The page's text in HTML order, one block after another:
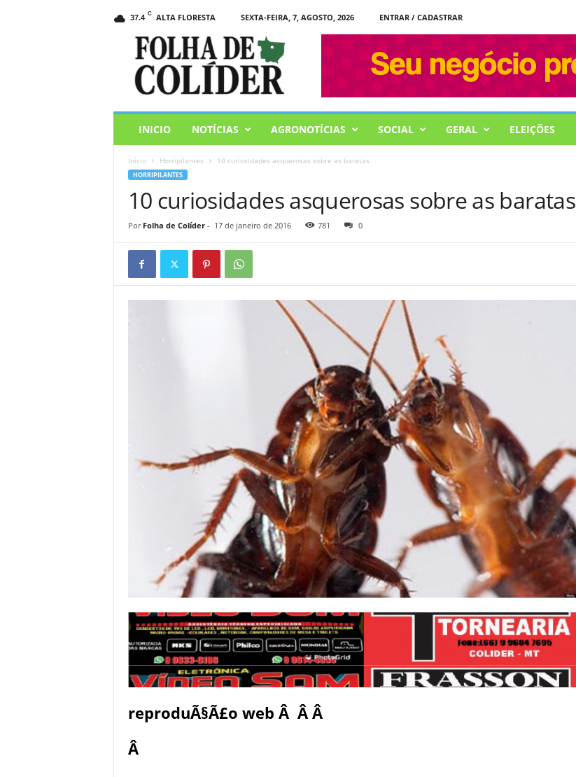
37.4 C ALTA FLORESTA SEXTA-FEIRA, 7, AGOSTO, 2026
ENTRAR / CADASTRAR
INICIO NOTÍCIAS AGRONOTÍCIAS SOCIAL GERAL ELEIÇÕES
Início Horripilantes 10 curiosidades asquerosas sobre as baratas
HORRIPILANTES
10 curiosidades asquerosas sobre as baratas
Por Folha de Colíder- 17 de janeiro de 2016 781 0
reproduÃ§Ã£o web Â Â Â
Â